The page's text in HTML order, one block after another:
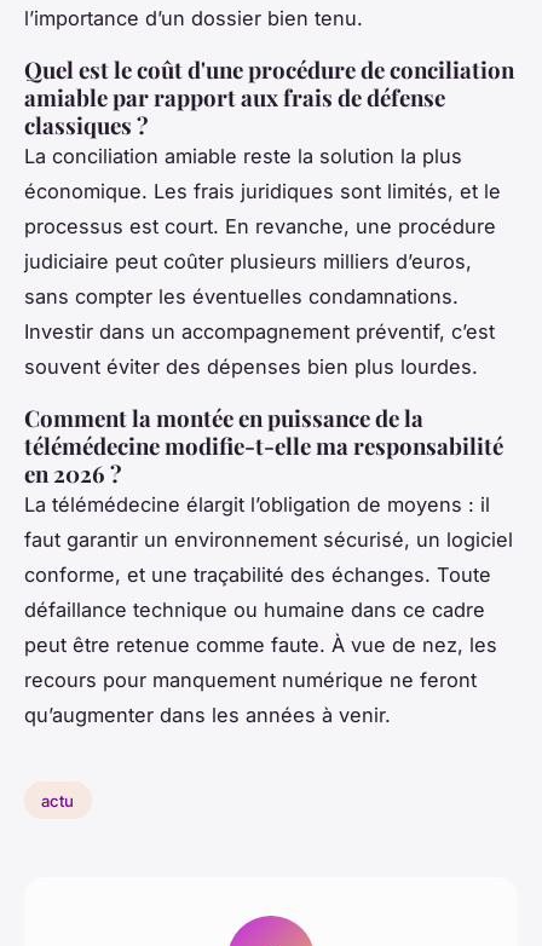
l’importance d’un dossier bien tenu.
Quel est le coût d'une procédure de conciliation
amiable par rapport aux frais de défense
classiques ?
La conciliation amiable reste la solution la plus
économique. Les frais juridiques sont limités, et le
processus est court. En revanche, une procédure
judiciaire peut coûter plusieurs milliers d’euros,
sans compter les éventuelles condamnations.
Investir dans un accompagnement préventif, c’est
souvent éviter des dépenses bien plus lourdes.
Comment la montée en puissance de la
télémédecine modifie-t-elle ma responsabilité
en 2026 ?
La télémédecine élargit l’obligation de moyens : il
faut garantir un environnement sécurisé, un logiciel
conforme, et une traçabilité des échanges. Toute
défaillance technique ou humaine dans ce cadre
peut être retenue comme faute. À vue de nez, les
recours pour manquement numérique ne feront
qu’augmenter dans les années à venir.
actu